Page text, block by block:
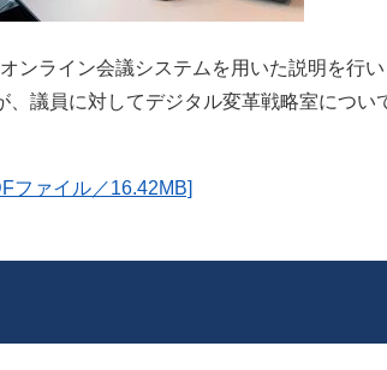
ライン会議システムを用いた説明を行
議員に対してデジタル変革戦略室につい
ファイル／16.42MB]